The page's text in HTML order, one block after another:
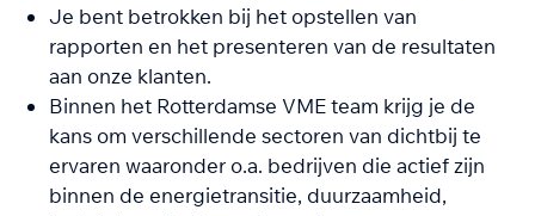
Je bent betrokken bij het opstellen van
rapporten en het presenteren van de resultaten
aan onze klanten.
Binnen het Rotterdamse VME team krijg je de
kans om verschillende sectoren van dichtbij te
ervaren waaronder o.a. bedrijven die actief zijn
binnen de energietransitie, duurzaamheid,